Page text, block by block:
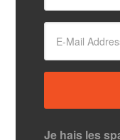
Je hais les